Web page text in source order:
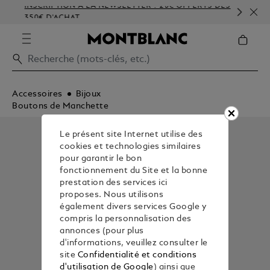
INSCRIPTION À LA NEWSLETTER : 20€ OFFERTS DÈS
350€ D'ACHAT
Accessoires
Bijoux
Boutons de Manchette
Le présent site Internet utilise des
cookies et technologies similaires
pour garantir le bon
fonctionnement du Site et la bonne
prestation des services ici
proposes. Nous utilisons
également divers services Google y
compris la personnalisation des
annonces (pour plus
d'informations, veuillez consulter le
site Confidentialité et conditions
d'utilisation de Google) ainsi que